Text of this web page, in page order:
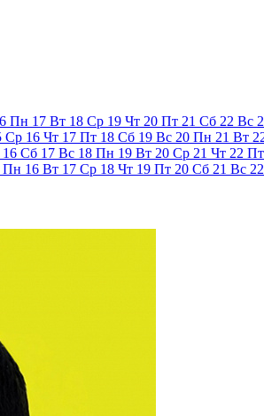
Пн 17 Вт 18 Ср 19 Чт 20 Пт 21 Сб 22 Вс
Ср 16 Чт 17 Пт 18 Сб 19 Вс 20 Пн 21 Вт
16 Сб 17 Вс 18 Пн 19 Вт 20 Ср 21 Чт 22 Пт
Пн 16 Вт 17 Ср 18 Чт 19 Пт 20 Сб 21 Вс 22